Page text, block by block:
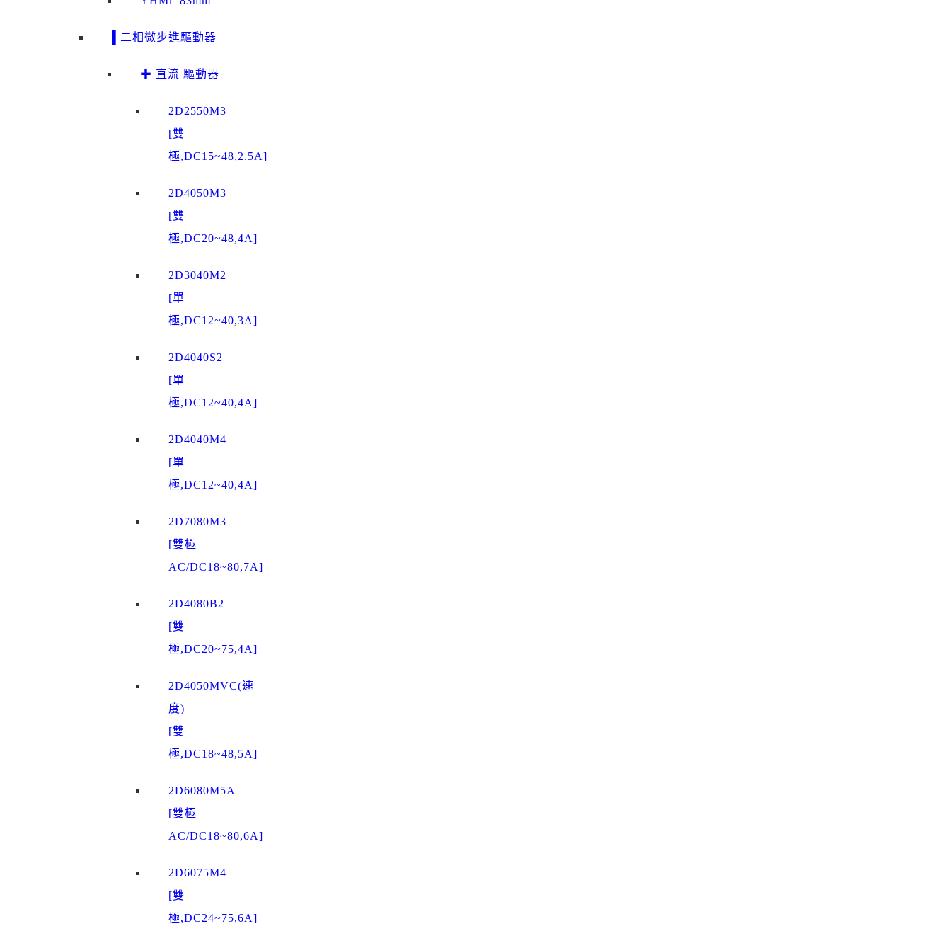
▌二相微步進驅動器
✚ 直流 驅動器
2D2550M3
[雙
極,DC15~48,2.5A]
2D4050M3
[雙
極,DC20~48,4A]
2D3040M2
[單
極,DC12~40,3A]
2D4040S2
[單
極,DC12~40,4A]
2D4040M4
[單
極,DC12~40,4A]
2D7080M3
[雙極
AC/DC18~80,7A]
2D4080B2
[雙
極,DC20~75,4A]
2D4050MVC(速
度)
[雙
極,DC18~48,5A]
2D6080M5A
[雙極
AC/DC18~80,6A]
2D6075M4
[雙
極,DC24~75,6A]